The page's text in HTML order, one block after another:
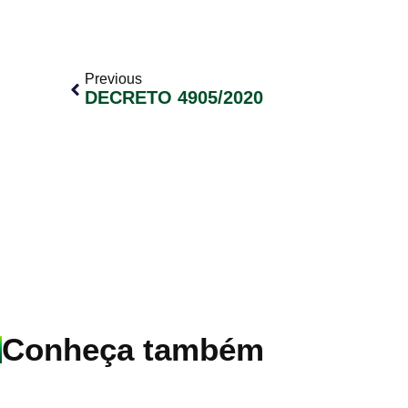
Previous
DECRETO 4905/2020
Conheça também